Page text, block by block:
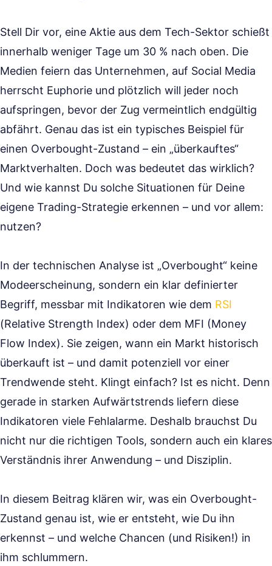
Stell Dir vor, eine Aktie aus dem Tech-Sektor schießt
innerhalb weniger Tage um 30 % nach oben. Die
Medien feiern das Unternehmen, auf Social Media
herrscht Euphorie und plötzlich will jeder noch
aufspringen, bevor der Zug vermeintlich endgültig
abfährt. Genau das ist ein typisches Beispiel für
einen Overbought-Zustand – ein „überkauftes“
Marktverhalten. Doch was bedeutet das wirklich?
Und wie kannst Du solche Situationen für Deine
eigene Trading-Strategie erkennen – und vor allem:
nutzen?
In der technischen Analyse ist „Overbought“ keine
Modeerscheinung, sondern ein klar definierter
Begriff, messbar mit Indikatoren wie dem RSI
(Relative Strength Index) oder dem MFI (Money
Flow Index). Sie zeigen, wann ein Markt historisch
überkauft ist – und damit potenziell vor einer
Trendwende steht. Klingt einfach? Ist es nicht. Denn
gerade in starken Aufwärtstrends liefern diese
Indikatoren viele Fehlalarme. Deshalb brauchst Du
nicht nur die richtigen Tools, sondern auch ein klares
Verständnis ihrer Anwendung – und Disziplin.
In diesem Beitrag klären wir, was ein Overbought-
Zustand genau ist, wie er entsteht, wie Du ihn
erkennst – und welche Chancen (und Risiken!) in
ihm schlummern.